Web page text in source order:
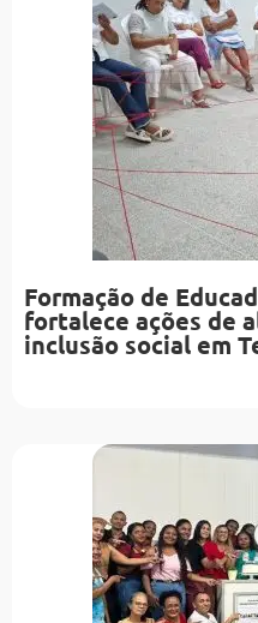
Formação de
fortalece ações de
inclusão social em